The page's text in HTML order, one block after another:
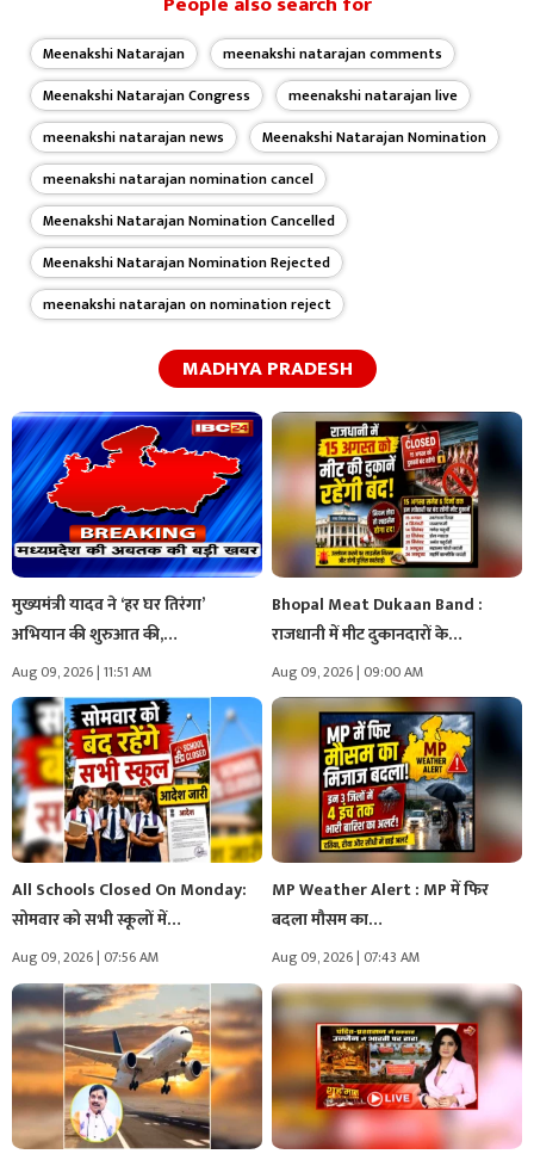
Meenakshi Natarajan
meenakshi natarajan comments
Meenakshi Natarajan Congress
meenakshi natarajan live
meenakshi natarajan news
Meenakshi Natarajan Nomination
meenakshi natarajan nomination cancel
Meenakshi Natarajan Nomination Cancelled
Meenakshi Natarajan Nomination Rejected
meenakshi natarajan on nomination reject
MADHYA PRADESH
मुख्यमंत्री यादव ने ‘हर घर तिरंगा’
अभियान की शुरुआत की,…
Aug 09, 2026 | 11:51 AM
Bhopal Meat Dukaan Band :
राजधानी में मीट दुकानदारों के…
Aug 09, 2026 | 09:00 AM
All Schools Closed On Monday:
सोमवार को सभी स्कूलों में…
Aug 09, 2026 | 07:56 AM
MP Weather Alert : MP में फिर
बदला मौसम का…
Aug 09, 2026 | 07:43 AM